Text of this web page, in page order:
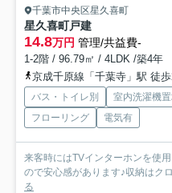
千葉市中央区星久喜町
星久喜町戸建
14.8万円 管理/共益費-
1-2階 / 96.79㎡ / 4LDK /築4年
京成千原線「千葉寺」駅 徒
バス・トイレ別 室内洗濯機
フローリング
電気有
来客時にはTVインターホンを使
ので安心感があります♪収納はク
る